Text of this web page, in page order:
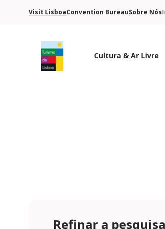
Visit LisboaConvention BureauSobre Nós
Cultura & Ar Livre
Refinar a pesquisa